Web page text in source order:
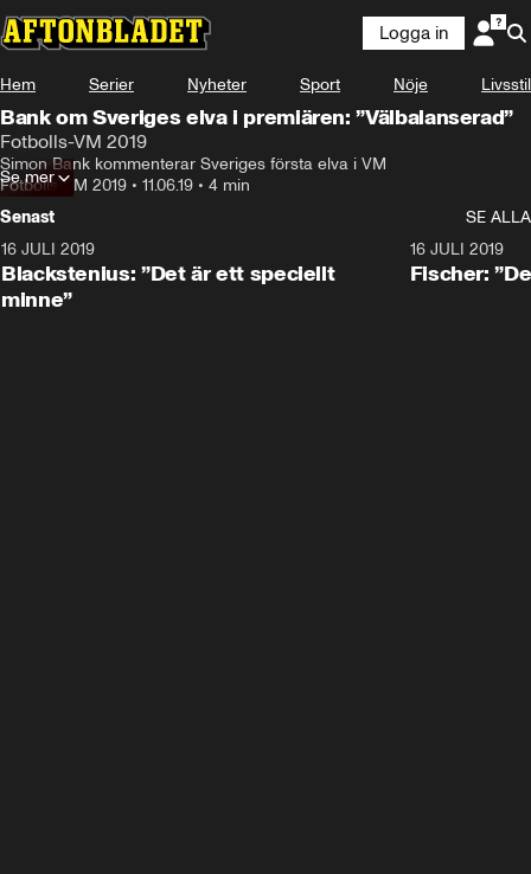
Logga in
Hem Serier Nyheter Sport Nöje Livsstil
Bank om Sveriges elva i premiären: ”Välbalanserad”
Fotbolls-VM 2019
Simon Bank kommenterar Sveriges första elva i VM
Fotbolls-VM 2019 • 11.06.19 • 4 min
Se mer
Senast
SE ALLA
16 JULI 2019
Blackstenius: ”Det är ett speciellt
minne”
16 JULI 2019
Fischer: